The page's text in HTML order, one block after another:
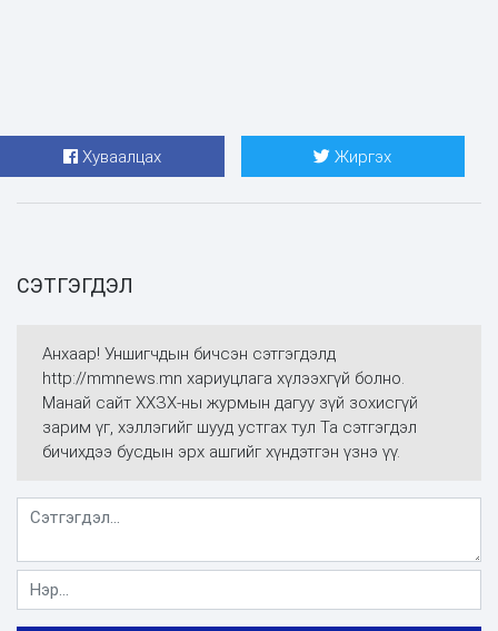
Хуваалцах Жиргэх
СЭТГЭГДЭЛ
Анхаар! Уншигчдын бичсэн сэтгэгдэлд
http://mmnews.mn хариуцлага хүлээхгүй болно.
Манай сайт ХХЗХ-ны журмын дагуу зүй зохисгүй
зарим үг, хэллэгийг шууд устгах тул Та сэтгэгдэл
бичихдээ бусдын эрх ашгийг хүндэтгэн үзнэ үү.